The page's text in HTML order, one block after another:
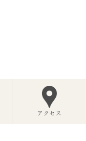
アクセス